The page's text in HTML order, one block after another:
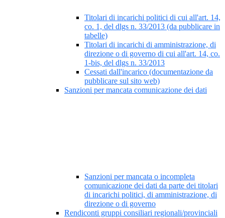
Titolari di incarichi politici di cui all'art. 14,
co. 1, del dlgs n. 33/2013 (da pubblicare in
tabelle)
Titolari di incarichi di amministrazione, di
direzione o di governo di cui all'art. 14, co.
1-bis, del dlgs n. 33/2013
Cessati dall'incarico (documentazione da
pubblicare sul sito web)
Sanzioni per mancata comunicazione dei dati
Sanzioni per mancata o incompleta
comunicazione dei dati da parte dei titolari
di incarichi politici, di amministrazione, di
direzione o di governo
Rendiconti gruppi consiliari regionali/provinciali